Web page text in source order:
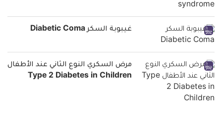
غيبوبة السكر Diabetic Coma
مرض السكري النوع الثاني عند الأطفال
Type 2 Diabetes in Children